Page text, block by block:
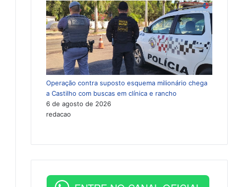
Operação contra suposto esquema milionário chega
a Castilho com buscas em clínica e rancho
6 de agosto de 2026
redacao